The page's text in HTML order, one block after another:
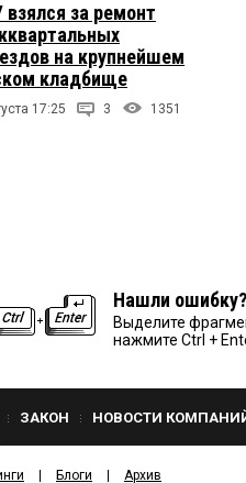
взялся за ремонт
на крупнейшем
кладбище
17:25 3 1351
Нашли ошибку?
Выделите
нажмите Ctrl +
ЗАКОН НОВОСТИ
Блоги Архив